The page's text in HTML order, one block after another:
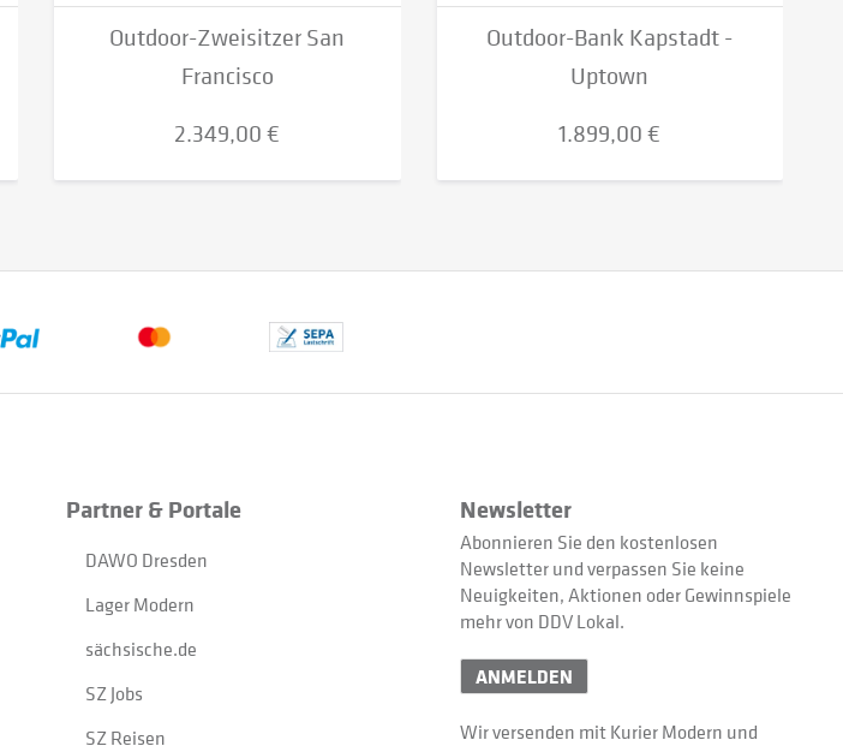
Outdoor-Zweisitzer San
Francisco
2.349,00 €
Outdoor-Bank Kapstadt -
Uptown
1.899,00 €
Partner & Portale
DAWO Dresden
Lager Modern
sächsische.de
SZ Jobs
SZ Reisen
Newsletter
Abonnieren Sie den kostenlosen
Newsletter und verpassen Sie keine
Neuigkeiten, Aktionen oder Gewinnspiele
mehr von DDV Lokal.
ANMELDEN
Wir versenden mit Kurier Modern und